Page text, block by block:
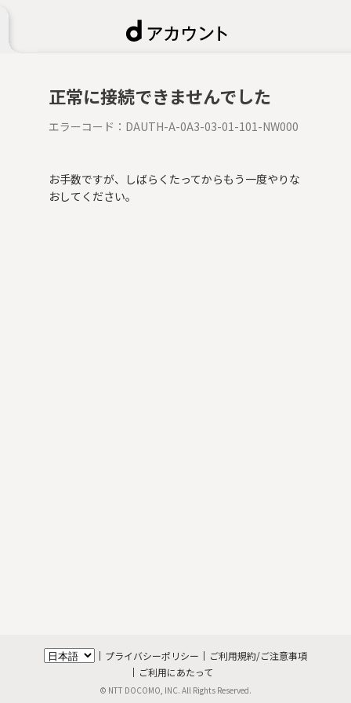
正常に接続できませんでした
エラーコード： DAUTH-A-0A3-03-01-101-NW000
お手数ですが、しばらくたってからもう一度やりな
おしてください。
プライバシーポリシー
ご利用規約/ご注意事項
ご利用にあたって
© NTT DOCOMO, INC. All Rights Reserved.